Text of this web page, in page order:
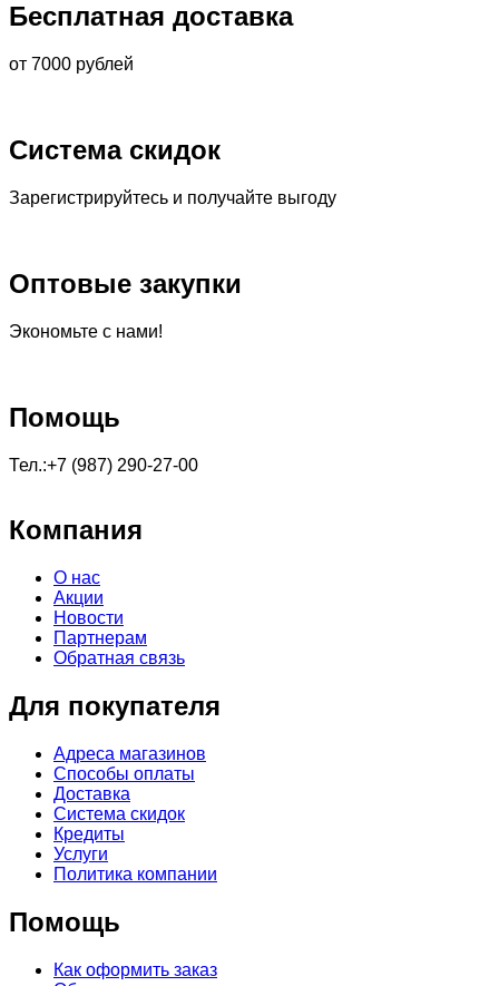
Бесплатная доставка
от 7000 рублей
Система скидок
Зарегистрируйтесь и получайте выгоду
Оптовые закупки
Экономьте с нами!
Помощь
Тел.:+7 (987) 290-27-00
Компания
О нас
Акции
Новости
Партнерам
Обратная связь
Для покупателя
Адреса магазинов
Способы оплаты
Доставка
Система скидок
Кредиты
Услуги
Политика компании
Помощь
Как оформить заказ